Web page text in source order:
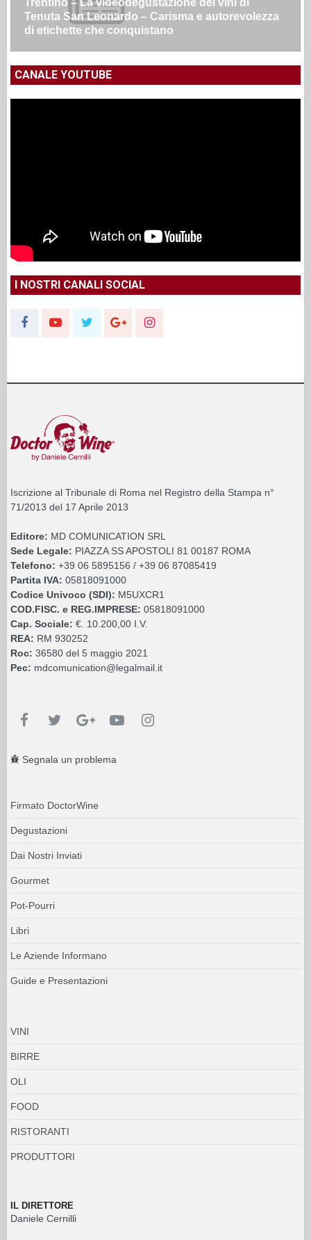
Le nuove sfide di Seu: pizza anche a pranzo,
consulenza all’estero e un altro locale a Roma
CANALE YOUTUBE
I NOSTRI CANALI SOCIAL
Iscrizione al Tribunale di Roma nel Registro della Stampa n°
71/2013 del 17 Aprile 2013
Editore: MD COMUNICATION SRL
Sede Legale: PIAZZA SS APOSTOLI 81 00187 ROMA
Telefono: +39 06 5895156 / +39 06 87085419
Partita IVA: 05818091000
Codice Univoco (SDI): M5UXCR1
COD.FISC. e REG.IMPRESE: 05818091000
Cap. Sociale: €. 10.200,00 I.V.
REA: RM 930252
Roc: 36580 del 5 maggio 2021
Pec: mdcomunication@legalmail.it
Segnala un problema
Firmato DoctorWine
Degustazioni
Dai Nostri Inviati
Gourmet
Pot-Pourri
Libri
Le Aziende Informano
Guide e Presentazioni
VINI
BIRRE
OLI
FOOD
RISTORANTI
PRODUTTORI
IL DIRETTORE
Daniele Cernilli